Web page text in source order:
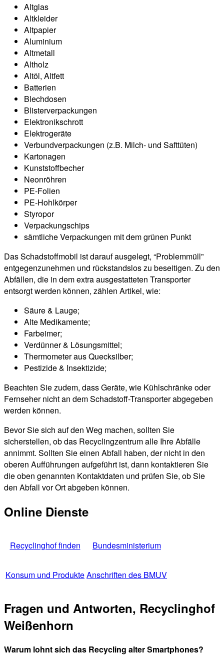
Altglas
Altkleider
Altpapier
Aluminium
Altmetall
Altholz
Altöl, Altfett
Batterien
Blechdosen
Blisterverpackungen
Elektronikschrott
Elektrogeräte
Verbundverpackungen (z.B. Milch- und Safttüten)
Kartonagen
Kunststoffbecher
Neonröhren
PE-Folien
PE-Hohlkörper
Styropor
Verpackungschips
sämtliche Verpackungen mit dem grünen Punkt
Das Schadstoffmobil ist darauf ausgelegt, “Problemmüll”
entgegenzunehmen und rückstandslos zu beseitigen. Zu den
Abfällen, die in dem extra ausgestatteten Transporter
entsorgt werden können, zählen Artikel, wie:
Säure & Lauge;
Alte Medikamente;
Farbeimer;
Verdünner & Lösungsmittel;
Thermometer aus Quecksilber;
Pestizide & Insektizide;
Beachten Sie zudem, dass Geräte, wie Kühlschränke oder
Fernseher nicht an dem Schadstoff-Transporter abgegeben
werden können.
Bevor Sie sich auf den Weg machen, sollten Sie
sicherstellen, ob das Recyclingzentrum alle Ihre Abfälle
annimmt. Sollten Sie einen Abfall haben, der nicht in den
oberen Aufführungen aufgeführt ist, dann kontaktieren Sie
die oben genannten Kontaktdaten und prüfen Sie, ob Sie
den Abfall vor Ort abgeben können.
Online Dienste
Recyclinghof finden Bundesministerium
Konsum und ProdukteAnschriften des BMUV
Fragen und Antworten, Recyclinghof
Weißenhorn
Warum lohnt sich das Recycling alter Smartphones?